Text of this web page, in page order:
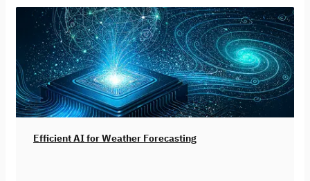
können diskriminieren, ausgrenzen und bestehende
Ungerechtigkeiten verstärken. Wir zeigen dir, wie du das
erkennst und was du dagegen tun kannst.Dieser Kurs
richtet sich an Schüler:innen ab der 9. Klasse, aber auch
alle anderen sind herzlichst willkommen.
Efficient AI for Weather Forecasting